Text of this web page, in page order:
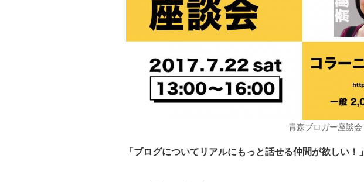
青森ブロガー座談会
「ブログについてリアルにもっと話せる仲間が欲しい！」